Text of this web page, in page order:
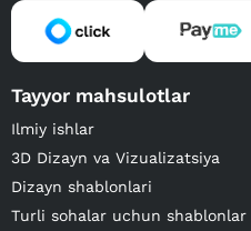
Tayyor mahsulotlar
Ilmiy ishlar
3D Dizayn va Vizualizatsiya
Dizayn shablonlari
Turli sohalar uchun shablonlar